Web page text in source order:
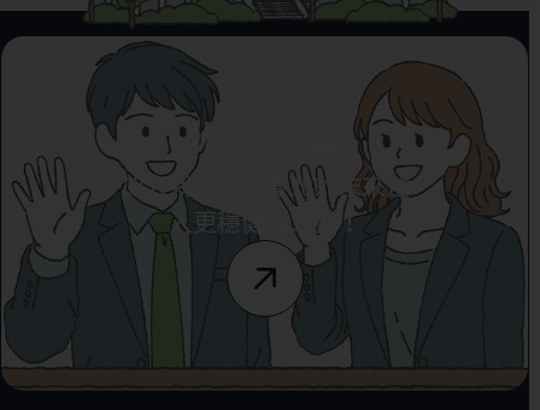
人才招募
加入我們，為臺北的未來注
入更穩健的力量！